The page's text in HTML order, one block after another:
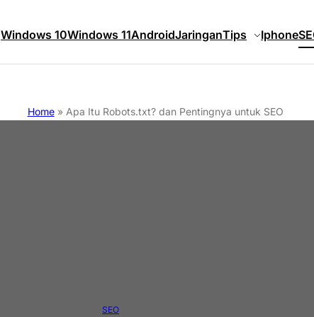
Windows 10Windows 11AndroidJaringanTips Iphone
Home» Apa Itu Robots.txt? dan Pentingnya untuk SEO
SEO